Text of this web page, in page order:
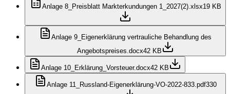
Anlage 8_Preisblatt Markterkundungen 1_2027(2).xlsx19 KB
Anlage 9_Eigenerklärung vertrauliche Behandlung des
Angebotspreises.docx42 KB
Anlage 10_Erklärung_Vorsteuer.docx42 KB
Anlage 11_Russland-Eigenerklärung-VO-2022-833.pdf330